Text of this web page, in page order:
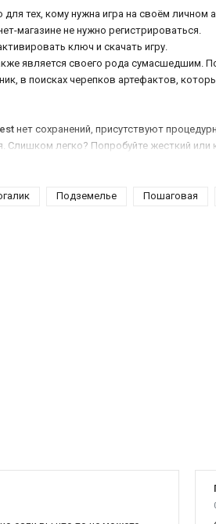
тех, кому нужна игра на своём личном
магазине не нужно регистрироваться.
ключ и скачать игру.
является своего рода сумасшедшим.
в поисках черепков артефактов,
нет сохранений, присутствуют
Слишком легко? Попробуйте жесткий
Подземелье Пошаговая